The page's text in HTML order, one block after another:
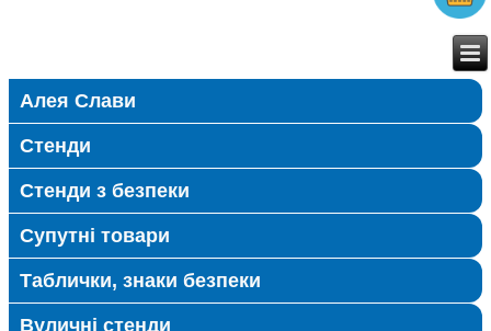
Алея Слави
Стенди
Стенди з безпеки
Супутні товари
Таблички, знаки безпеки
Вуличні стенди